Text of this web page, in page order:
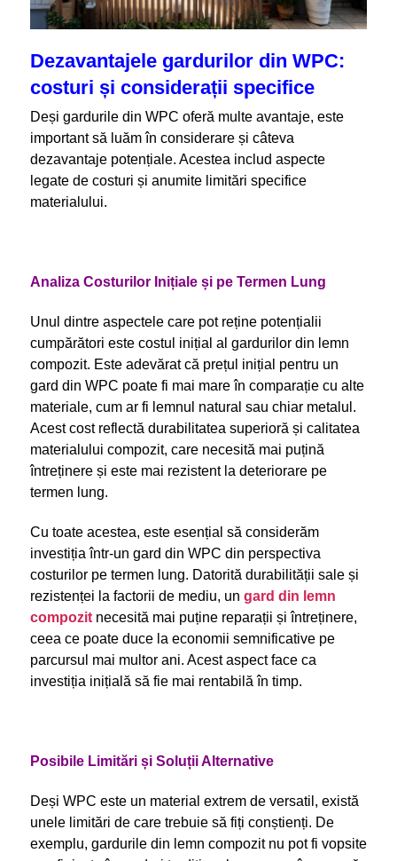
Dezavantajele gardurilor din WPC:
costuri și considerații specifice
Deși gardurile din WPC oferă multe avantaje, este
important să luăm în considerare și câteva
dezavantaje potențiale. Acestea includ aspecte
legate de costuri și anumite limitări specifice
materialului.
Analiza Costurilor Inițiale și pe Termen Lung
Unul dintre aspectele care pot reține potențialii
cumpărători este costul inițial al gardurilor din lemn
compozit. Este adevărat că prețul inițial pentru un
gard din WPC poate fi mai mare în comparație cu alte
materiale, cum ar fi lemnul natural sau chiar metalul.
Acest cost reflectă durabilitatea superioră și calitatea
materialului compozit, care necesită mai puțină
întreținere și este mai rezistent la deteriorare pe
termen lung.
Cu toate acestea, este esențial să considerăm
investiția într-un gard din WPC din perspectiva
costurilor pe termen lung. Datorită durabilității sale și
rezistenței la factorii de mediu, un gard din lemn
compozitnecesită mai puține reparații și întreținere,
ceea ce poate duce la economii semnificative pe
parcursul mai multor ani. Acest aspect face ca
investiția inițială să fie mai rentabilă în timp.
Posibile Limitări și Soluții Alternative
Deși WPC este un material extrem de versatil, există
unele limitări de care trebuie să fiți conștienți. De
exemplu, gardurile din lemn compozit nu pot fi vopsite